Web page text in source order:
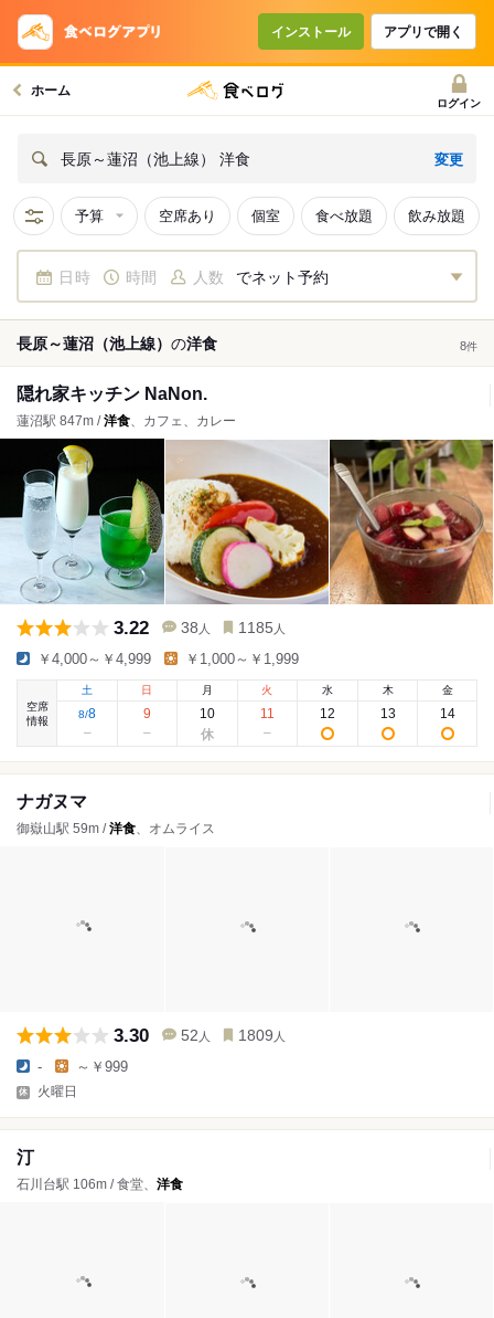
インストール アプリで開く
ホーム
ログイン
長原～蓮沼（池上線） 洋食 変更
予算 空席あり 個室 食べ放題 飲み放題
日時 時間 人数 でネット予約
長原～蓮沼（池上線） の洋食 8件
隠れ家キッチン NaNon.
蓮沼駅 847m /洋食、カフェ、カレー
3.22 38 人 1185 人
￥4,000～￥4,999 ￥1,000～￥1,999
空席
情報
土
8/8
日
9
月
10
火
11
水
12
木
13
金
14
ナガヌマ
御嶽山駅 59m /洋食、オムライス
3.30 52 人 1809 人
- ～￥999
火曜日
汀
石川台駅 106m / 食堂、 洋食